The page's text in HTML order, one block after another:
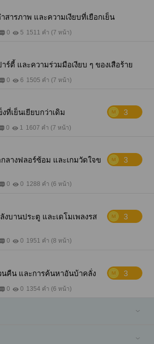
ร์ คำสารภาพ และความเงียบที่เยือกเย็น
0 5 1511 คำ (7 หน้า)
นที่ปาร์ตี้ และความร่วมมือเงียบ ๆ ของเสือร้าย
0 6 1505 คำ (7 หน้า)
แข็งที่เย็นเยียบกว่าเดิม
3
0 1 1607 คำ (7 หน้า)
3
0 0 1288 คำ (6 หน้า)
3
0 0 1951 คำ (8 หน้า)
ที่หวนคืน และการค้นหาอันบ้าคลั่ง
3
0 0 1354 คำ (6 หน้า)